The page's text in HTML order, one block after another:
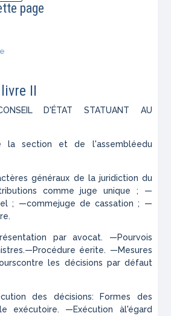
page
II
D'ÉTAT STATUANT AU
la section et de l'assembléedu
généraux de la juridiction du
comme juge unique ; —
; —commejuge de cassation ; —
par avocat. —Pourvois
éerite. —Mesures
les décisions par défaut
des décisions: Formes des
exécutoire. —Exécution àl'égard